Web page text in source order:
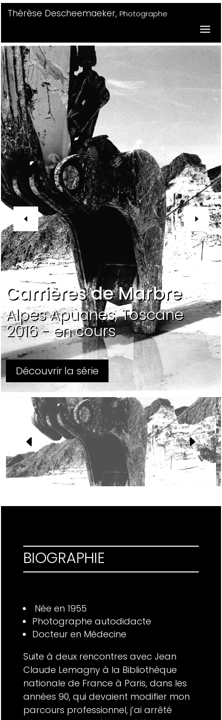
Thérèse Descheemaeker,Photographe
Carrières de Marbre
Alpes Apuanes, Toscane
2016 - en cours
Découvrir la série
BIOGRAPHIE
Née en 1955
Photographe autodidacte
Docteur en Médecine
Suite à deux rencontres avec Jean
Claude Lemagny à la Bibliothèque
nationale de France à Paris, dans les
années 90, qui devaient modifier mon
parcours professionnel, j’ai arrêté